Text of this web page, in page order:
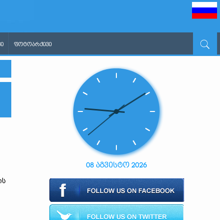
ᲤᲝᲢᲝᲐᲠᲥᲘᲕᲘ
08 აგვისტო 2026